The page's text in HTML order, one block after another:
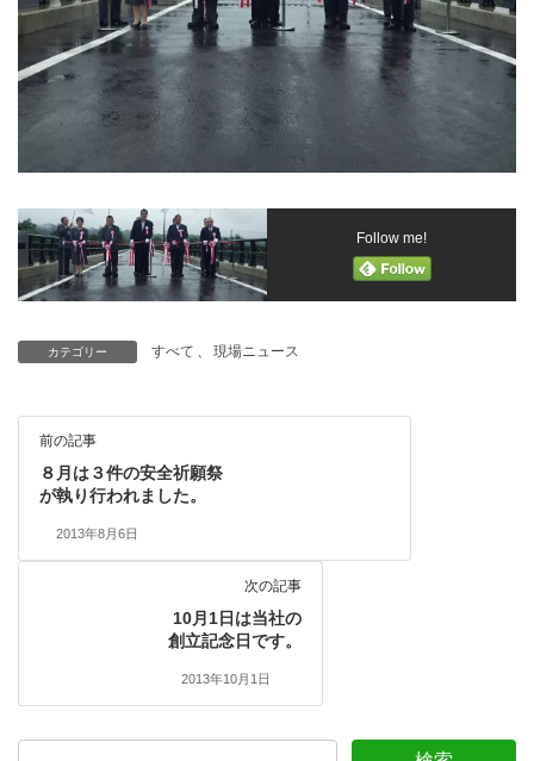
Follow me!
カテゴリー すべて 現場ニュース
前の記事
８月は３件の安全祈願祭
が執り行われました。
2013年8月6日
次の記事
10月1日は当社の
創立記念日です。
2013年10月1日